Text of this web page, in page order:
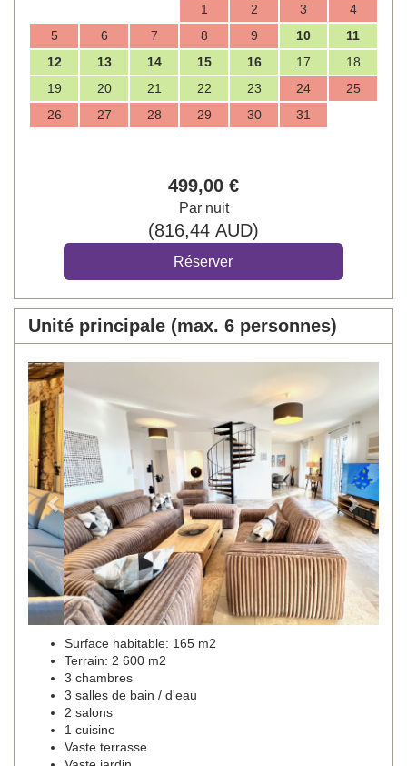
1
2 3
4
5
6 7 8 9 10
11
12
13 14 15 16 17
18
19
20 21 22 23 24
25
26
27 28 29 30 31
499,00 €
Par nuit
(816,44 AUD)
Unité principale (max. 6 personnes)
Previous
Surface habitable: 165 m2
Terrain: 2 600 m2
3 chambres
3 salles de bain / d'eau
2 salons
1 cuisine
Vaste terrasse